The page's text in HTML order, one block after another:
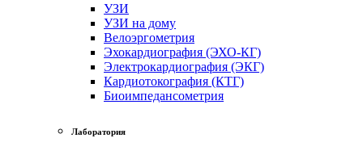
УЗИ
УЗИ на дому
Велоэргометрия
Эхокардиография (ЭХО-КГ)
Электрокардиография (ЭКГ)
Кардиотокография (КТГ)
Биоимпедансометрия
Лаборатория